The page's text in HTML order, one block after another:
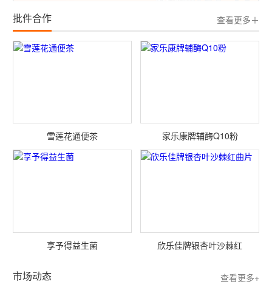
批件合作 查看更多＋
雪莲花通便茶 家乐康牌辅酶Q10粉
享予得益生菌 欣乐佳牌银杏叶沙棘红
市场动态 查看更多+